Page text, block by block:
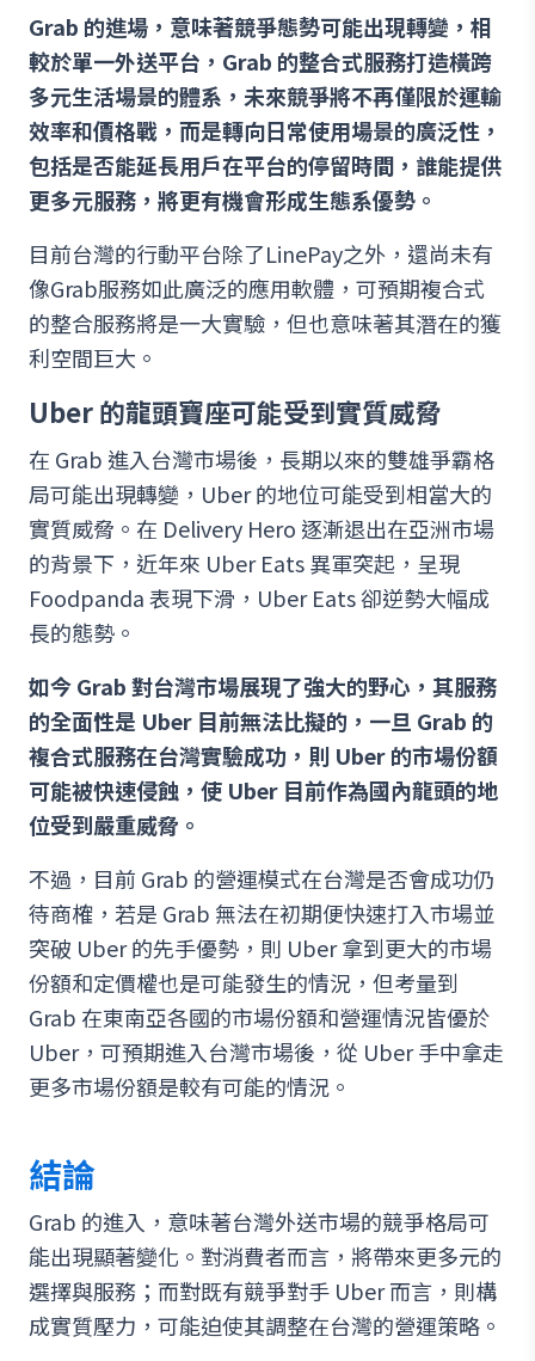
Grab 的進場，意味著競爭態勢可能出現轉變，相
較於單一外送平台，Grab 的整合式服務打造橫跨
多元生活場景的體系，未來競爭將不再僅限於運輸
效率和價格戰，而是轉向日常使用場景的廣泛性，
包括是否能延長用戶在平台的停留時間，誰能提供
更多元服務，將更有機會形成生態系優勢。
目前台灣的行動平台除了LinePay之外，還尚未有
像Grab服務如此廣泛的應用軟體，可預期複合式
的整合服務將是一大實驗，但也意味著其潛在的獲
利空間巨大。
Uber 的龍頭寶座可能受到實質威脅
在 Grab 進入台灣市場後，長期以來的雙雄爭霸格
局可能出現轉變，Uber 的地位可能受到相當大的
實質威脅。在 Delivery Hero 逐漸退出在亞洲市場
的背景下，近年來 Uber Eats 異軍突起，呈現
Foodpanda 表現下滑，Uber Eats 卻逆勢大幅成
長的態勢。
如今 Grab 對台灣市場展現了強大的野心，其服務
的全面性是 Uber 目前無法比擬的，一旦 Grab 的
複合式服務在台灣實驗成功，則 Uber 的市場份額
可能被快速侵蝕，使 Uber 目前作為國內龍頭的地
位受到嚴重威脅。
不過，目前 Grab 的營運模式在台灣是否會成功仍
待商榷，若是 Grab 無法在初期便快速打入市場並
突破 Uber 的先手優勢，則 Uber 拿到更大的市場
份額和定價權也是可能發生的情況，但考量到
Grab 在東南亞各國的市場份額和營運情況皆優於
Uber，可預期進入台灣市場後，從 Uber 手中拿走
更多市場份額是較有可能的情況。
結論
Grab 的進入，意味著台灣外送市場的競爭格局可
能出現顯著變化。對消費者而言，將帶來更多元的
選擇與服務；而對既有競爭對手 Uber 而言，則構
成實質壓力，可能迫使其調整在台灣的營運策略。